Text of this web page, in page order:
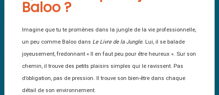
Baloo ?
Imagine que tu te promènes dans la jungle de la vie professionnelle,
un peu comme Baloo dans Le Livre de la Jungle. Lui, il se balade
joyeusement, fredonnant « Il en faut peu pour être heureux ». Sur son
chemin, il trouve des petits plaisirs simples qui le ravissent. Pas
d’obligation, pas de pression. Il trouve son bien-être dans chaque
détail de son environnement.